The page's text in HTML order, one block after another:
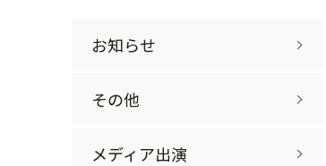
お知らせ
その他
メディア出演